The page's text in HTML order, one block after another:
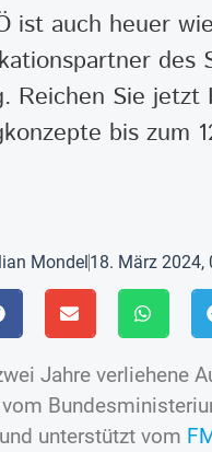
ist auch heuer
des
Reichen Sie jetzt
bis zum
Mondel18. März 2024,
Jahre verliehene
unterstützt vom